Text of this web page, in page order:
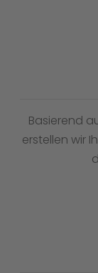
Basierend
erstellen wir